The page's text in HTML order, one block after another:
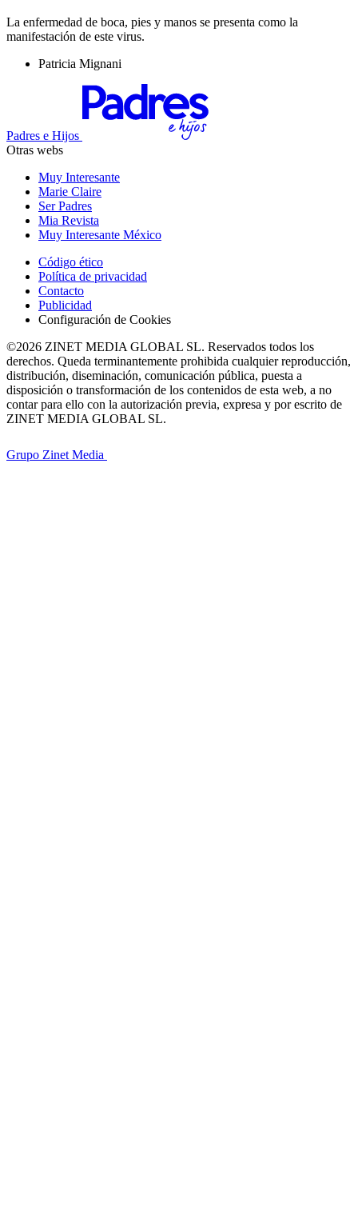
La enfermedad de boca, pies y manos se presenta como la
manifestación de este virus.
Patricia Mignani
Padres e Hijos
Otras webs
Muy Interesante
Marie Claire
Ser Padres
Mia Revista
Muy Interesante México
Código ético
Política de privacidad
Contacto
Publicidad
Configuración de Cookies
©2026 ZINET MEDIA GLOBAL SL. Reservados todos los
derechos. Queda terminantemente prohibida cualquier reproducción,
distribución, diseminación, comunicación pública, puesta a
disposición o transformación de los contenidos de esta web, a no
contar para ello con la autorización previa, expresa y por escrito de
ZINET MEDIA GLOBAL SL.
Grupo Zinet Media